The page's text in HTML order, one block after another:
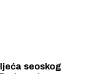
seoskog